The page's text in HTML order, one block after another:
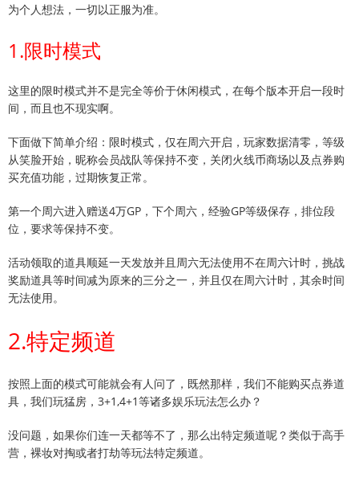
为个人想法，一切以正服为准。
1.限时模式
这里的限时模式并不是完全等价于休闲模式，在每个版本开启一段时
间，而且也不现实啊。
下面做下简单介绍：限时模式，仅在周六开启，玩家数据清零，等级
从笑脸开始，昵称会员战队等保持不变，关闭火线币商场以及点券购
买充值功能，过期恢复正常。
第一个周六进入赠送4万GP，下个周六，经验GP等级保存，排位段
位，要求等保持不变。
活动领取的道具顺延一天发放并且周六无法使用不在周六计时，挑战
奖励道具等时间减为原来的三分之一，并且仅在周六计时，其余时间
无法使用。
2.特定频道
按照上面的模式可能就会有人问了，既然那样，我们不能购买点券道
具，我们玩猛房，3+1,4+1等诸多娱乐玩法怎么办？
没问题，如果你们连一天都等不了，那么出特定频道呢？类似于高手
营，裸妆对掏或者打劫等玩法特定频道。